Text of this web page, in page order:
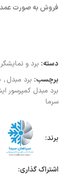
فروش به صورت
دسته: برد و نمایشگر
برچسب: برد مبدل,
برد مبدل کمپرسور
سرما
برند:
اشتراک گذاری: